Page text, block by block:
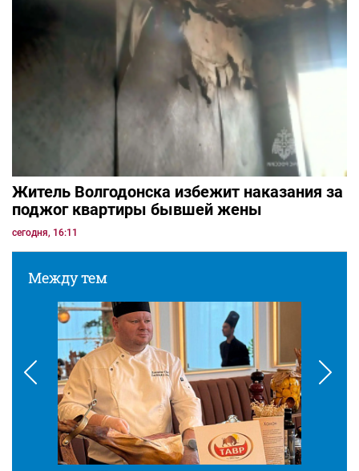
Житель Волгодонска избежит наказания за
поджог квартиры бывшей жены
сегодня, 16:11
Между тем